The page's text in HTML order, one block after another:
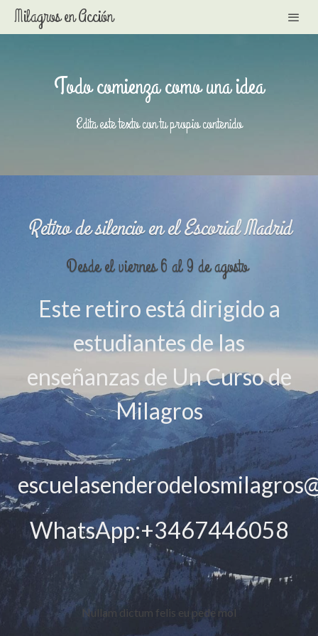
Milagros en Acción
Todo comienza como una idea
Edita este texto con tu propio contenido
Retiro de silencio en el Escorial Madrid
Desde el viernes 6 al 9 de agosto
Este retiro está dirigido a
estudiantes de las
enseñanzas de Un Curso de
Milagros
WhatsApp:+3467446058
Nullam dictum felis eu pede mol